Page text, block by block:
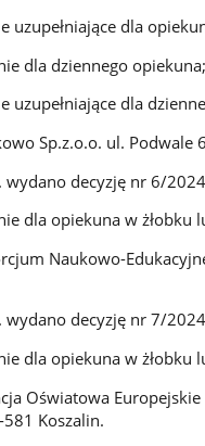
uzupełniające dla
dla dziennego opiekuna;
uzupełniające dla
Sp.z.o.o. ul. Podwale
decyzję nr 6/
dla opiekuna w żłobku
Naukowo-
decyzję nr 7/
dla opiekuna w żłobku
Oświatowa
Koszalin.